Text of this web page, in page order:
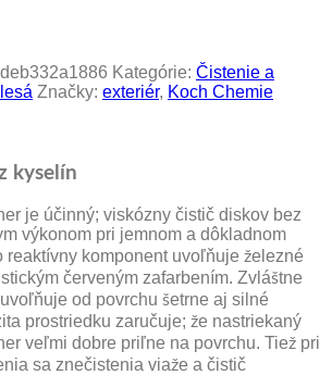
Kategórie: Čistenie a
Značky: exteriér, Koch Chemie
kyselín
je účinný; viskózny čistič diskov bez
výkonom pri jemnom a dôkladnom
reaktívny komponent uvoľňuje železné
červeným zafarbením. Zvláštne
od povrchu šetrne aj silné
prostriedku zaručuje; že nastriekaný
veľmi dobre priľne na povrchu. Tiež pri
sa znečistenia viaže a čistič